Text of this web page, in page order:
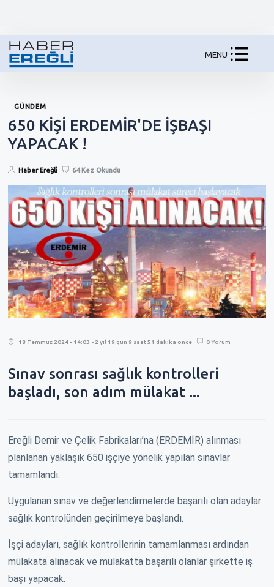
MENU
GÜNDEM
650 KİŞİ ERDEMİR'DE İŞBAŞI
YAPACAK !
Haber Ereğli 64 Kez Okundu
18 Temmuz 2024 - 14:03 - 2 yıl 19 gün 9 saat 51 dakika önce 0 Yorum
Sınav sonrası sağlık kontrolleri
başladı, son adım mülakat ...
Ereğli Demir ve Çelik Fabrikaları’na (ERDEMİR) alınması
planlanan yaklaşık 650 işçiye yönelik yapılan sınavlar
tamamlandı.
Uygulanan sınav ve değerlendirmelerde başarılı olan adaylar
sağlık kontrolünden geçirilmeye başlandı.
İşçi adayları, sağlık kontrollerinin tamamlanması ardından
mülakata alınacak ve mülakatta başarılı olanlar şirkette iş
başı yapacak.